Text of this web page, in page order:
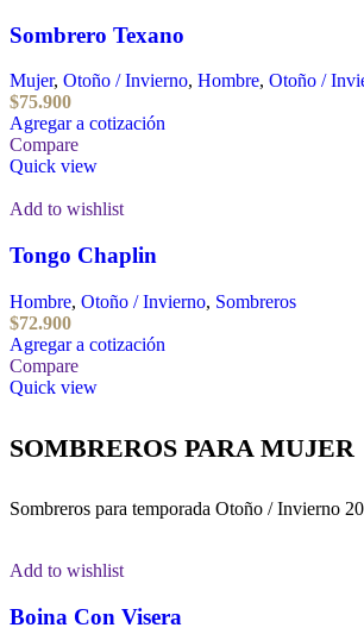
Sombrero Texano
Mujer, Otoño / Invierno, Hombre, Otoño /
$75.900
Agregar a cotización
Compare
Quick view
Add to wishlist
Tongo Chaplin
Hombre, Otoño / Invierno, Sombreros
$72.900
Agregar a cotización
Compare
Quick view
SOMBREROS PARA MUJER
Sombreros para temporada Otoño / Invierno
Add to wishlist
Boina Con Visera